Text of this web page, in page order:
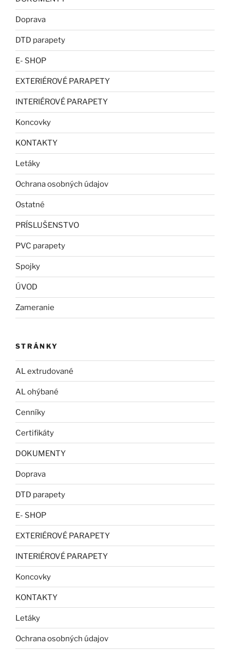
Doprava
DTD parapety
E- SHOP
EXTERIÉROVÉ PARAPETY
INTERIÉROVÉ PARAPETY
Koncovky
KONTAKTY
Letáky
Ochrana osobných údajov
Ostatné
PRÍSLUŠENSTVO
PVC parapety
Spojky
ÚVOD
Zameranie
STRÁNKY
AL extrudované
AL ohýbané
Cenníky
Certifikáty
DOKUMENTY
Doprava
DTD parapety
E- SHOP
EXTERIÉROVÉ PARAPETY
INTERIÉROVÉ PARAPETY
Koncovky
KONTAKTY
Letáky
Ochrana osobných údajov